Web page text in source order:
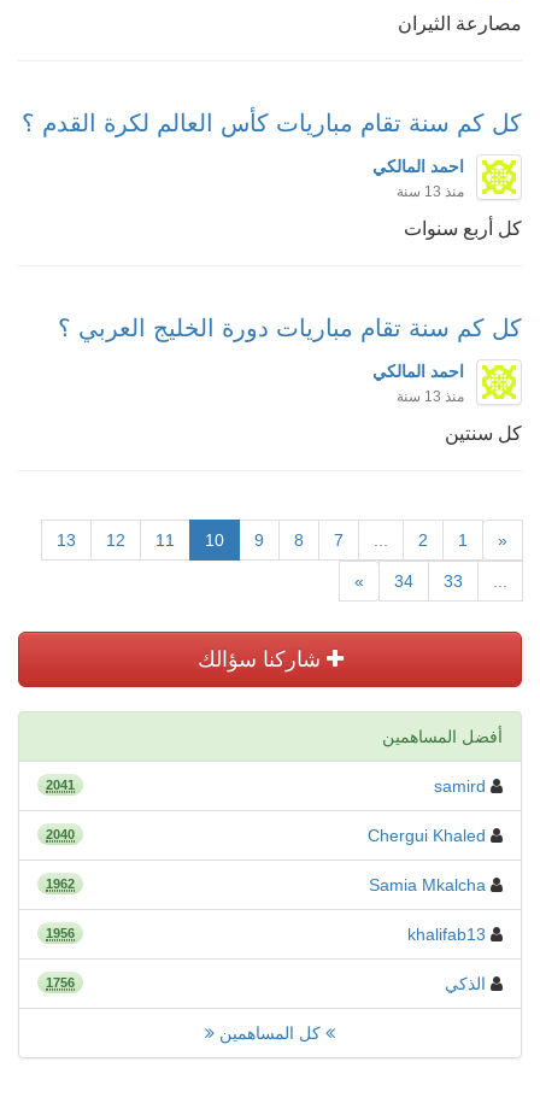
مصارعة الثيران
كل كم سنة تقام مباريات كأس العالم لكرة القدم ؟
احمد المالكي
منذ 13 سنة
كل أربع سنوات
كل كم سنة تقام مباريات دورة الخليج العربي ؟
احمد المالكي
منذ 13 سنة
كل سنتين
«
1
2
...
7
8
9
10
11
12
13
...
33
34
»
شاركنا سؤالك
أفضل المساهمين
samird
2041
Chergui Khaled
2040
Samia Mkalcha
1962
khalifab13
1956
الذكي 1756
كل المساهمين